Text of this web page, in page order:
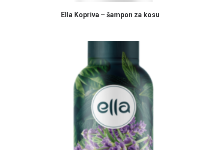
PROČITAJ VIŠE
Ella Kopriva – šampon za kosu